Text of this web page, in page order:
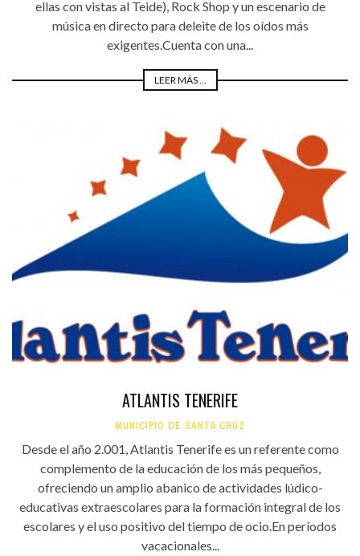
ellas con vistas al Teide), Rock Shop y un escenario de
música en directo para deleite de los oídos más
exigentes.Cuenta con una...
LEER MÁS ...
ATLANTIS TENERIFE
MUNICIPIO DE SANTA CRUZ
Desde el año 2.001, Atlantis Tenerife es un referente como
complemento de la educación de los más pequeños,
ofreciendo un amplio abanico de actividades lúdico-
educativas extraescolares para la formación integral de los
escolares y el uso positivo del tiempo de ocio.En períodos
vacacionales...